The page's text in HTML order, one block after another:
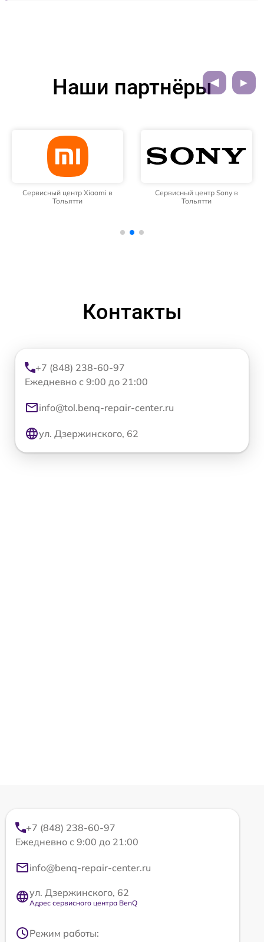
Наши партнёры
Сервисный центр Xiaomi в
Тольятти
Сервисный центр Sony в
Тольятти
Контакты
+7 (848) 238-60-97
Ежедневно с 9:00 до 21:00
info@tol.benq-repair-center.ru
ул. Дзержинского, 62
+7 (848) 238-60-97
Ежедневно с 9:00 до 21:00
info@benq-repair-center.ru
ул. Дзержинского, 62
Адрес сервисного центра BenQ
Режим работы: